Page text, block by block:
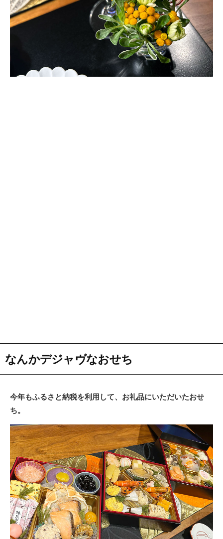
なんかデジャヴなおせち
今年もふるさと納税を利用して、お礼品にいただいたおせ
ち。